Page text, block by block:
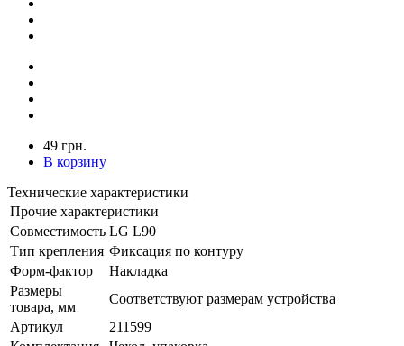
49 грн.
В корзину
Технические характеристики
Прочие характеристики
Совместимость LG L90
Тип крепления Фиксация по контуру
Форм-фактор
Накладка
Размеры
товара, мм
Соответствуют размерам устройства
Артикул
211599